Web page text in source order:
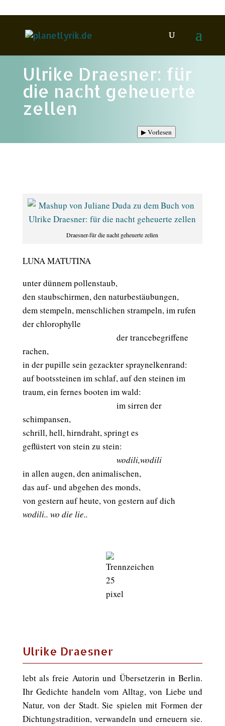
Ulrike Draesner: für
die nacht geheuerte
zellen
▶Vorlesen
Draesner-für die nacht geheuerte zellen
LUNA MATUTINA
unter dünnem pollenstaub,
den staubschirmen, den naturbestäubungen,
dem stempeln, menschlichen strampeln, im rufen
der chlorophylle
der trancebegriffene
rachen,
in der pupille sein gezackter spraynelkenrand:
auf bootssteinen im schlaf, auf den steinen im
traum, ein fernes booten im wald:
im sirren der
schimpansen,
schrill, hell, hirndraht, springt es
geflüstert von stein zu stein:
wodili,wodili
in allen augen, den animalischen,
das auf- und abgehen des monds,
von gestern auf heute, von gestern auf dich
wodili.. wo die lie..
Ulrike Draesner
lebt als freie Autorin und Übersetzerin in Berlin.
Ihr Gedichte handeln vom Alltag, von Liebe und
Natur, von der Stadt. Sie spielen mit Formen der
Dichtungstradition, verwandeln und erneuern sie.